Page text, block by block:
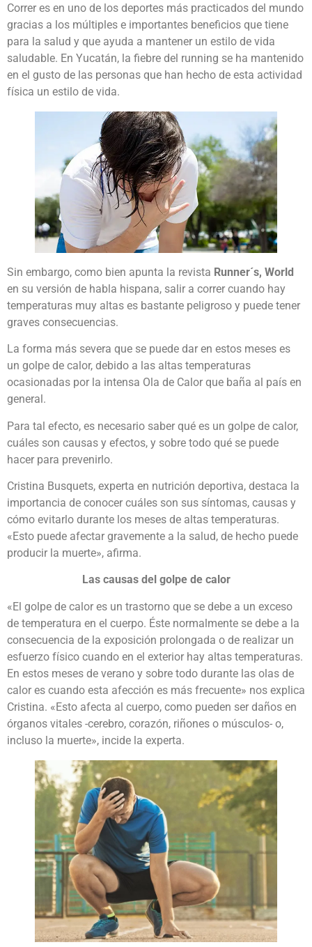
Correr es en uno de los deportes más practicados del mundo
gracias a los múltiples e importantes beneficios que tiene
para la salud y que ayuda a mantener un estilo de vida
saludable. En Yucatán, la fiebre del running se ha mantenido
en el gusto de las personas que han hecho de esta actividad
física un estilo de vida.
Sin embargo, como bien apunta la revista Runner´s, World
en su versión de habla hispana, salir a correr cuando hay
temperaturas muy altas es bastante peligroso y puede tener
graves consecuencias.
La forma más severa que se puede dar en estos meses es
un golpe de calor, debido a las altas temperaturas
ocasionadas por la intensa Ola de Calor que baña al país en
general.
Para tal efecto, es necesario saber qué es un golpe de calor,
cuáles son causas y efectos, y sobre todo qué se puede
hacer para prevenirlo.
Cristina Busquets, experta en nutrición deportiva, destaca la
importancia de conocer cuáles son sus síntomas, causas y
cómo evitarlo durante los meses de altas temperaturas.
«Esto puede afectar gravemente a la salud, de hecho puede
producir la muerte», afirma.
Las causas del golpe de calor
«El golpe de calor es un trastorno que se debe a un exceso
de temperatura en el cuerpo. Éste normalmente se debe a la
consecuencia de la exposición prolongada o de realizar un
esfuerzo físico cuando en el exterior hay altas temperaturas.
En estos meses de verano y sobre todo durante las olas de
calor es cuando esta afección es más frecuente» nos explica
Cristina. «Esto afecta al cuerpo, como pueden ser daños en
órganos vitales -cerebro, corazón, riñones o músculos- o,
incluso la muerte», incide la experta.